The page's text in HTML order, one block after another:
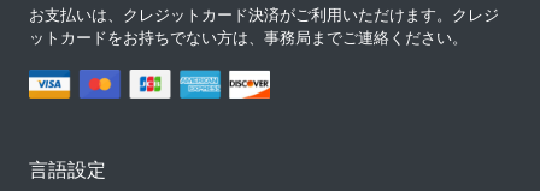
お支払いは、クレジットカード決済がご利用いただけます。クレジ
ットカードをお持ちでない方は、事務局までご連絡ください。
言語設定